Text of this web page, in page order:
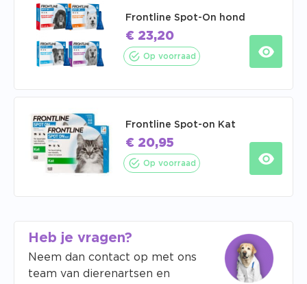
Frontline Spot-On hond
€ 23,20
Op voorraad
Frontline Spot-on Kat
€ 20,95
Op voorraad
Heb je vragen?
Neem dan contact op met ons
team van dierenartsen en